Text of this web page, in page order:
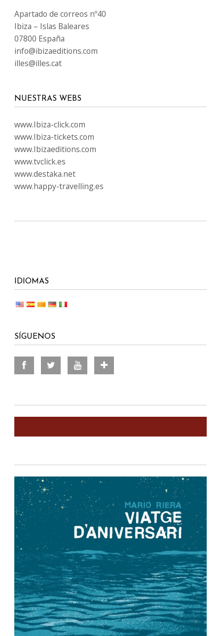
Apartado de correos nº40
Ibiza – Islas Baleares
07800 España
info@ibizaeditions.com
illes@illes.cat
NUESTRAS WEBS
www.Ibiza-click.com
www.Ibiza-tickets.com
www.Ibizaeditions.com
www.tvclick.es
www.destaka.net
www.happy-travelling.es
IDIOMAS
SÍGUENOS